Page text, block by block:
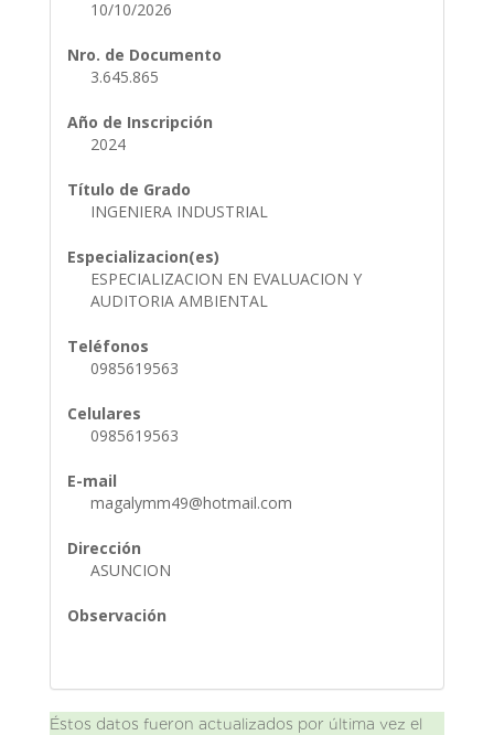
10/10/2026
Nro. de Documento
3.645.865
Año de Inscripción
2024
Título de Grado
INGENIERA INDUSTRIAL
Especializacion(es)
ESPECIALIZACION EN EVALUACION Y
AUDITORIA AMBIENTAL
Teléfonos
0985619563
Celulares
0985619563
E-mail
magalymm49@hotmail.com
Dirección
ASUNCION
Observación
Éstos datos fueron actualizados por última vez el